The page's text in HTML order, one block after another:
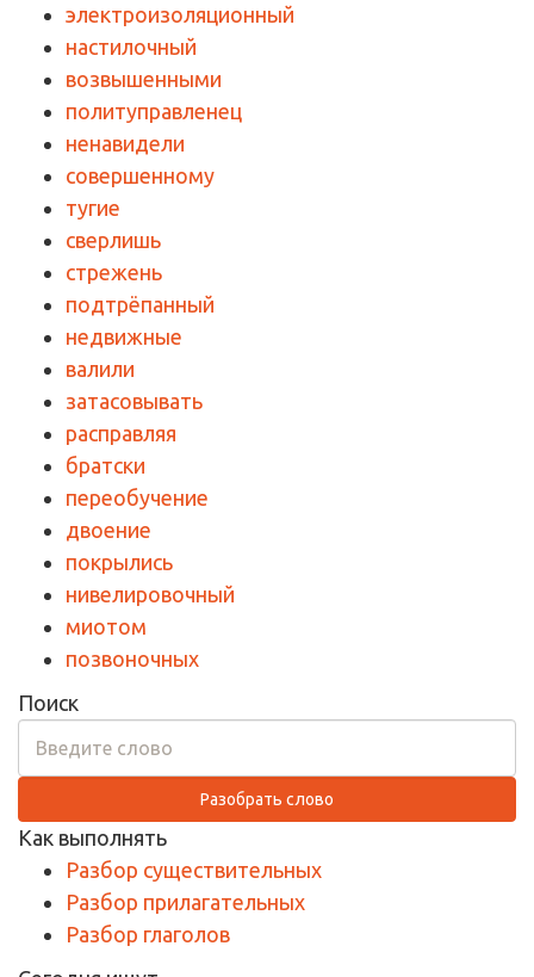
электроизоляционный
настилочный
возвышенными
политуправленец
ненавидели
совершенному
тугие
сверлишь
стрежень
подтрёпанный
недвижные
валили
затасовывать
расправляя
братски
переобучение
двоение
покрылись
нивелировочный
миотом
позвоночных
Поиск
Разобрать слово
Как выполнять
Разбор существительных
Разбор прилагательных
Разбор глаголов